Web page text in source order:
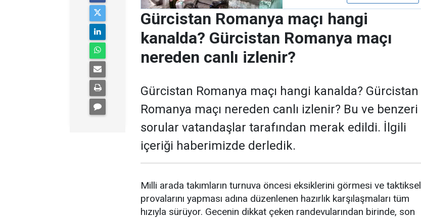
Gürcistan Romanya maçı hangi
kanalda? Gürcistan Romanya maçı
nereden canlı izlenir?
Gürcistan Romanya maçı hangi kanalda? Gürcistan
Romanya maçı nereden canlı izlenir? Bu ve benzeri
sorular vatandaşlar tarafından merak edildi. İlgili
içeriği haberimizde derledik.
Milli arada takımların turnuva öncesi eksiklerini görmesi ve taktiksel
provalarını yapması adına düzenlenen hazırlık karşılaşmaları tüm
hızıyla sürüyor. Gecenin dikkat çeken randevularından birinde, son